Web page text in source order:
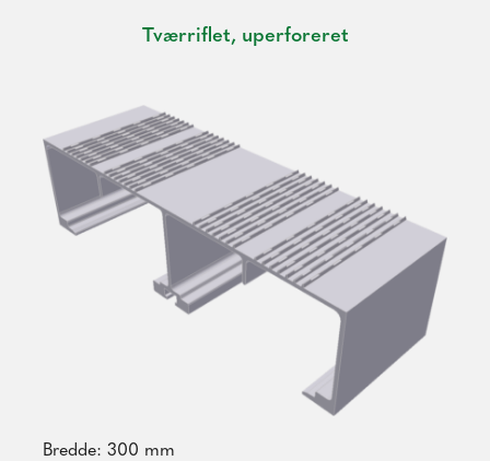
Tværriflet, uperforeret
Bredde: 300 mm